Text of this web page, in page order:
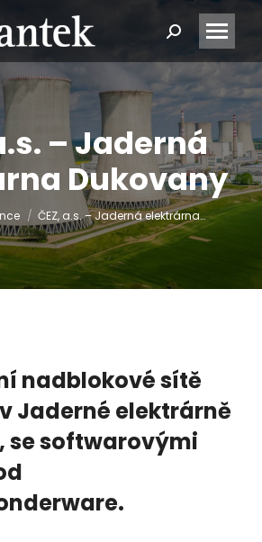
Search:
– Jaderná
Dukovany
You are here:
ČEZ, a.s. – Jaderná elektrárna…
nadblokové sítě
Jaderné elektrárně
se softwarovými